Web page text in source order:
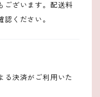
ございます。配送料
ください。
る決済がご利用いた